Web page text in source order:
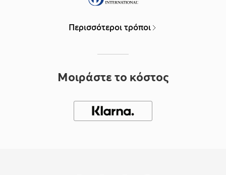
Περισσότεροι τρόποι
Μοιράστε το κόστος